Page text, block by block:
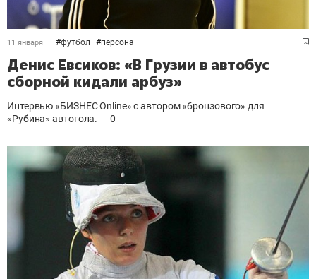
11 января #футбол #персона
Денис Евсиков: «В Грузии в автобус
сборной кидали арбуз»
Интервью «БИЗНЕС Online» с автором «бронзового» для
«Рубина» автогола.
0